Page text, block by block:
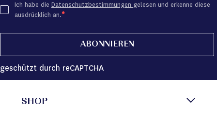
Ich habe die Datenschutzbestimmungen gelesen und erkenne diese
ausdrücklich an.
ABONNIEREN
geschützt durch reCAPTCHA
SHOP